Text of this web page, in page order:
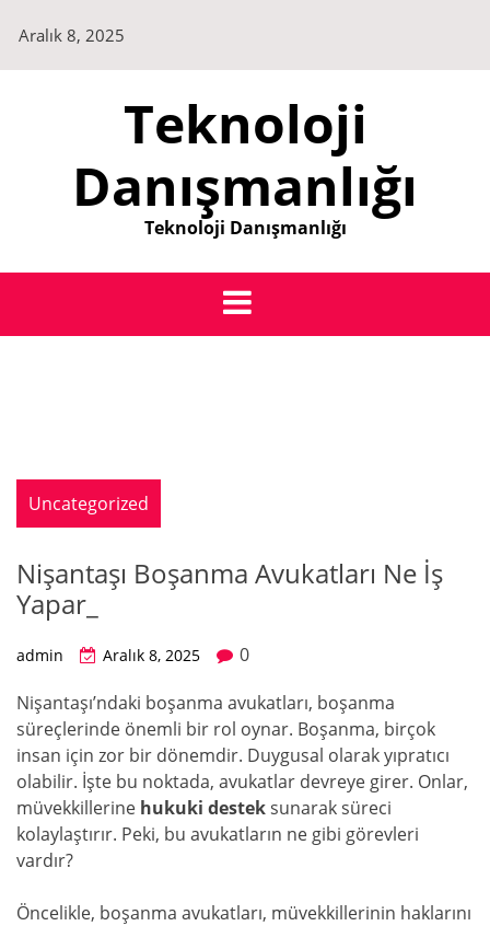
content
Aralık 8, 2025
Teknoloji
Danışmanlığı
Teknoloji Danışmanlığı
Uncategorized
Nişantaşı Boşanma Avukatları Ne İş
Yapar_
admin Aralık 8, 2025
0
Nişantaşı’ndaki boşanma avukatları, boşanma
süreçlerinde önemli bir rol oynar. Boşanma, birçok
insan için zor bir dönemdir. Duygusal olarak yıpratıcı
olabilir. İşte bu noktada, avukatlar devreye girer. Onlar,
müvekkillerine hukuki desteksunarak süreci
kolaylaştırır. Peki, bu avukatların ne gibi görevleri
vardır?
Öncelikle, boşanma avukatları, müvekkillerinin haklarını